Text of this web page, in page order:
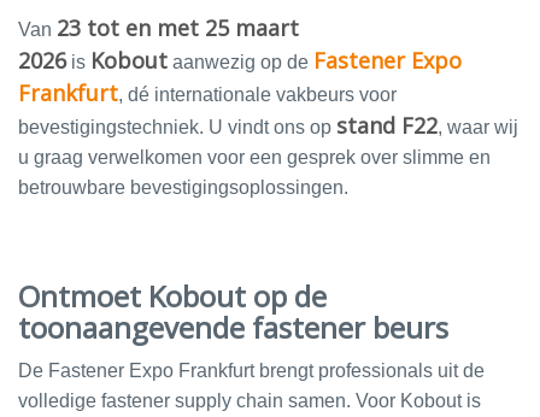
Van 23 tot en met 25 maart
2026is Kobout aanwezig op de Fastener Expo
Frankfurt, dé internationale vakbeurs voor
bevestigingstechniek. U vindt ons op stand F22, waar wij
u graag verwelkomen voor een gesprek over slimme en
betrouwbare bevestigingsoplossingen.
Ontmoet Kobout op de
toonaangevende fastener beurs
De Fastener Expo Frankfurt brengt professionals uit de
volledige fastener supply chain samen. Voor Kobout is